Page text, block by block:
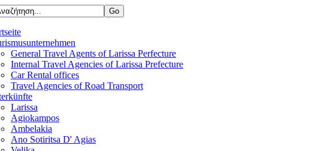
General Travel Agents of Larissa Perfecture
Internal Travel Agencies of Larissa Prefecture
Car Rental offices
Travel Agencies of Road Transport
Larissa
Agiokampos
Ambelakia
Ano Sotiritsa D' Agias